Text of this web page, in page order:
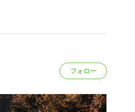
フォロー